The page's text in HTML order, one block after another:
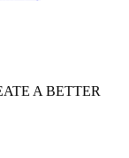
A BETTER